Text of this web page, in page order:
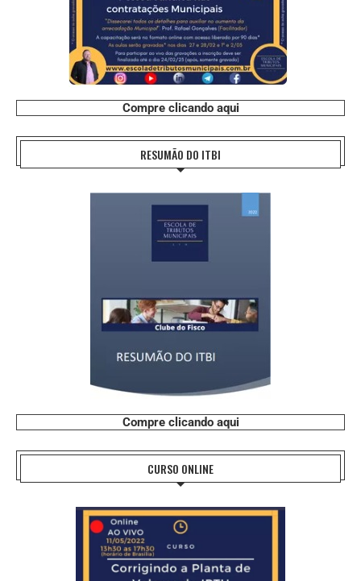
Compre clicando aqui
RESUMÃO DO ITBI
Compre clicando aqui
CURSO ONLINE